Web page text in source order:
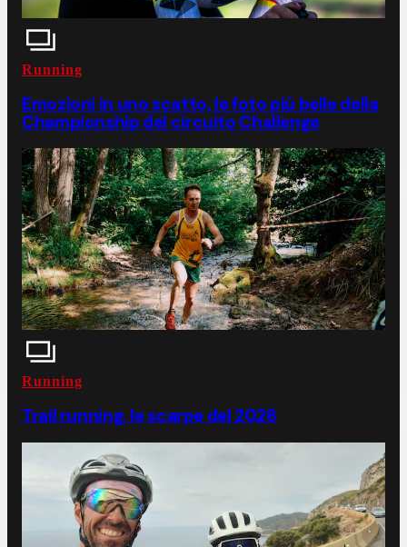
Running
Emozioni in uno scatto, le foto più belle della
Championship del circuito Challenge
Running
Trail running, le scarpe del 2026